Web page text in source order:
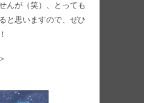
んが（笑）、とっても
と思いますので、ぜひ